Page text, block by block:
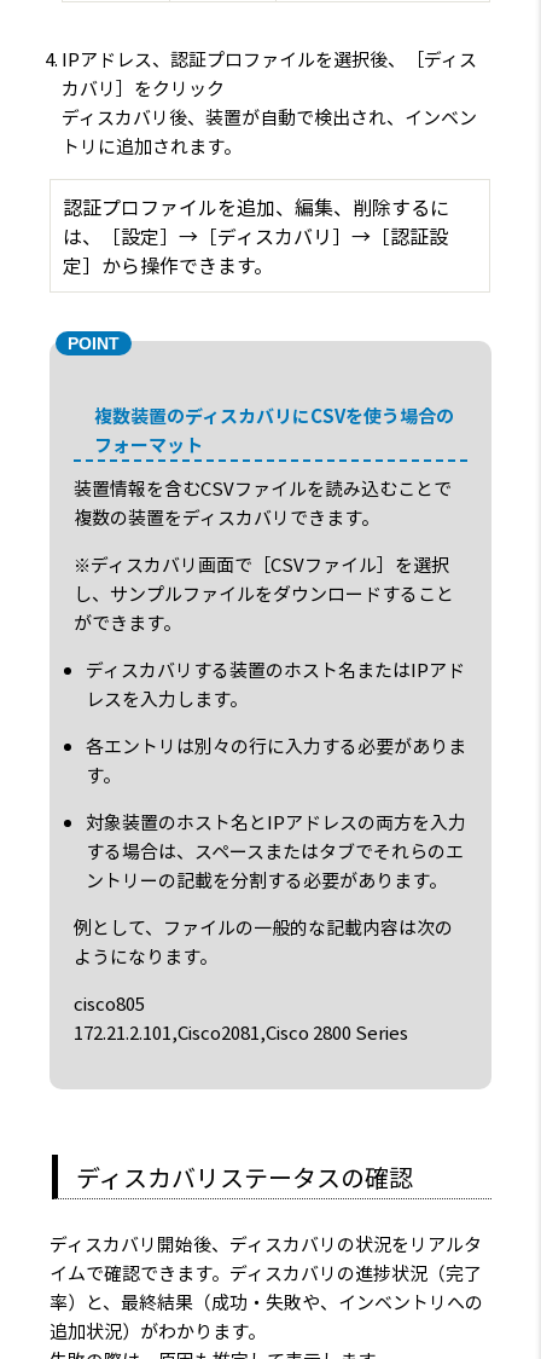
IPアドレス、認証プロファイルを選択後、［ディス
カバリ］をクリック
ディスカバリ後、装置が自動で検出され、インベン
トリに追加されます。
認証プロファイルを追加、編集、削除するに
は、［設定］→［ディスカバリ］→［認証設
定］から操作できます。
複数装置のディスカバリにCSVを使う場合の
フォーマット
装置情報を含むCSVファイルを読み込むことで
複数の装置をディスカバリできます。
※ディスカバリ画面で［CSVファイル］を選択
し、サンプルファイルをダウンロードすること
ができます。
ディスカバリする装置のホスト名またはIPアド
レスを入力します。
各エントリは別々の行に入力する必要がありま
す。
対象装置のホスト名とIPアドレスの両方を入力
する場合は、スペースまたはタブでそれらのエ
ントリーの記載を分割する必要があります。
例として、ファイルの一般的な記載内容は次の
ようになります。
cisco805
172.21.2.101,Cisco2081,Cisco 2800 Series
ディスカバリステータスの確認
ディスカバリ開始後、ディスカバリの状況をリアルタ
イムで確認できます。ディスカバリの進捗状況（完了
率）と、最終結果（成功・失敗や、インベントリへの
追加状況）がわかります。